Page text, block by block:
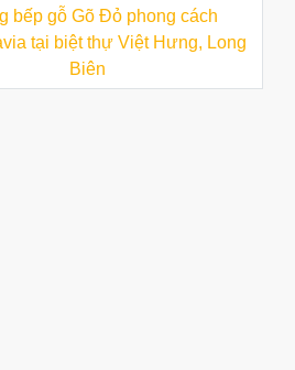
bếp gỗ Gõ Đỏ phong cách
tại biệt thự Việt Hưng, Long
Biên